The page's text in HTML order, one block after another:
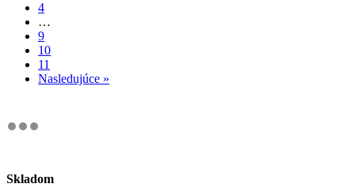
4
…
9
10
11
Nasledujúce »
Skladom